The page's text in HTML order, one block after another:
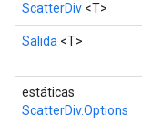
ScatterDiv <T>
Salida <T>
estáticas
ScatterDiv.Options